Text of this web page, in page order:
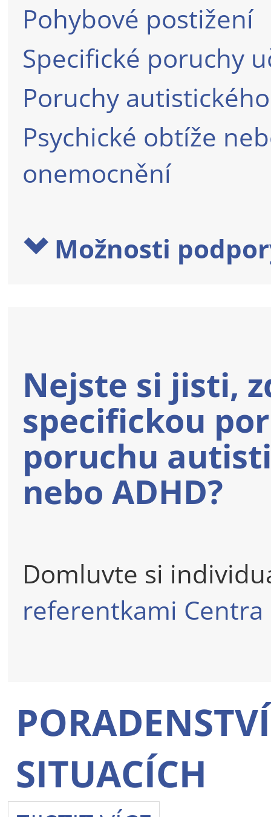
Pohybové postižení
Specifické poruchy
Poruchy
Psychické obtíže
onemocnění
Možnosti
Nejste si jisti,
specifickou
poruchu
nebo ADHD?
Domluvte si
referentkami Centra
SITUACÍCH